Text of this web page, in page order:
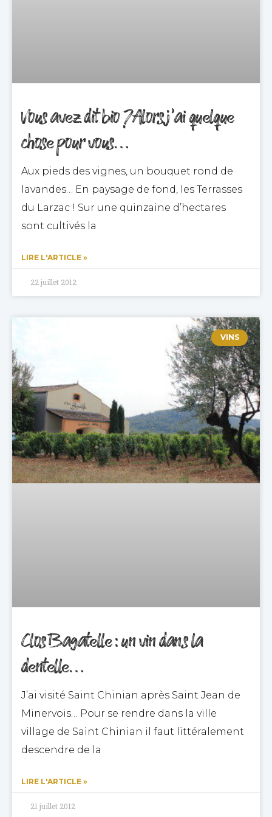
Vous avez dit bio ? Alors j’ai quelque
chose pour vous…
Aux pieds des vignes, un bouquet rond de
lavandes… En paysage de fond, les Terrasses
du Larzac ! Sur une quinzaine d’hectares
sont cultivés la
LIRE L'ARTICLE »
22 juillet 2012
VINS
Clos Bagatelle : un vin dans la
dentelle…
J’ai visité Saint Chinian après Saint Jean de
Minervois… Pour se rendre dans la ville
village de Saint Chinian il faut littéralement
descendre de la
LIRE L'ARTICLE »
21 juillet 2012